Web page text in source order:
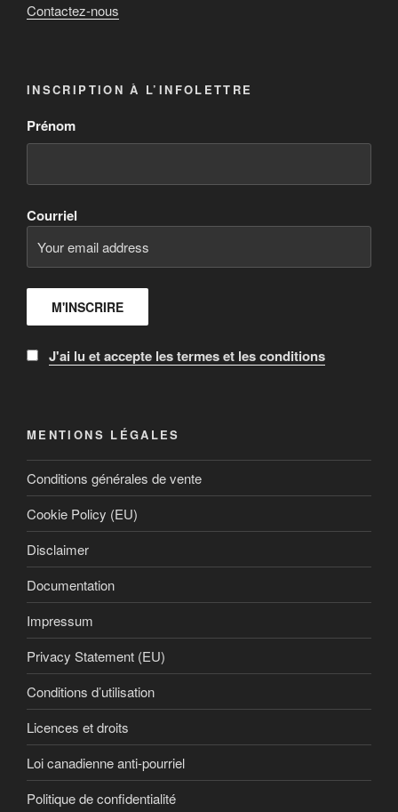
Contactez-nous
INSCRIPTION À L’INFOLETTRE
Prénom
Courriel
J'ai lu et accepte les termes et les conditions
MENTIONS LÉGALES
Conditions générales de vente
Cookie Policy (EU)
Disclaimer
Documentation
Impressum
Privacy Statement (EU)
Conditions d’utilisation
Licences et droits
Loi canadienne anti-pourriel
Politique de confidentialité